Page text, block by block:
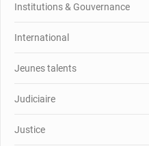
Institutions & Gouvernance
International
Jeunes talents
Judiciaire
Justice